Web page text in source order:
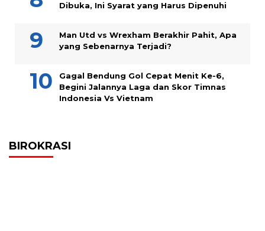
Dibuka, Ini Syarat yang Harus Dipenuhi
Man Utd vs Wrexham Berakhir Pahit, Apa
yang Sebenarnya Terjadi?
Gagal Bendung Gol Cepat Menit Ke-6,
Begini Jalannya Laga dan Skor Timnas
Indonesia Vs Vietnam
BIROKRASI